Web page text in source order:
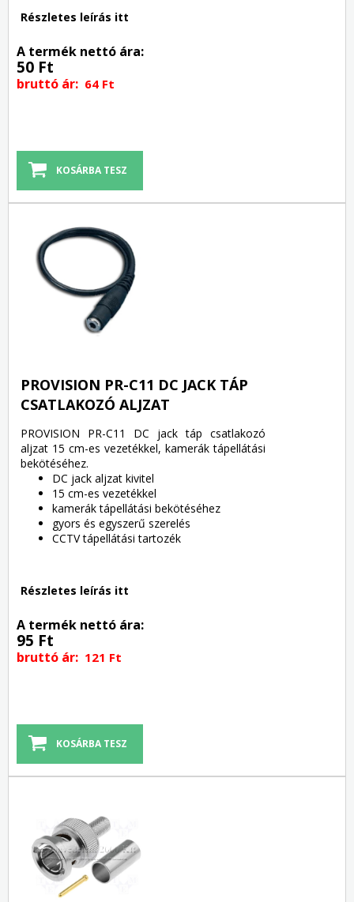
Részletes leírás itt
A termék nettó ára:
50 Ft
bruttó ár: 64 Ft
PROVISION PR-C11 DC JACK TÁP
CSATLAKOZÓ ALJZAT
PROVISION PR-C11 DC jack táp csatlakozó
aljzat 15 cm-es vezetékkel, kamerák tápellátási
bekötéséhez.
DC jack aljzat kivitel
15 cm-es vezetékkel
kamerák tápellátási bekötéséhez
gyors és egyszerű szerelés
CCTV tápellátási tartozék
Részletes leírás itt
A termék nettó ára:
95 Ft
bruttó ár: 121 Ft